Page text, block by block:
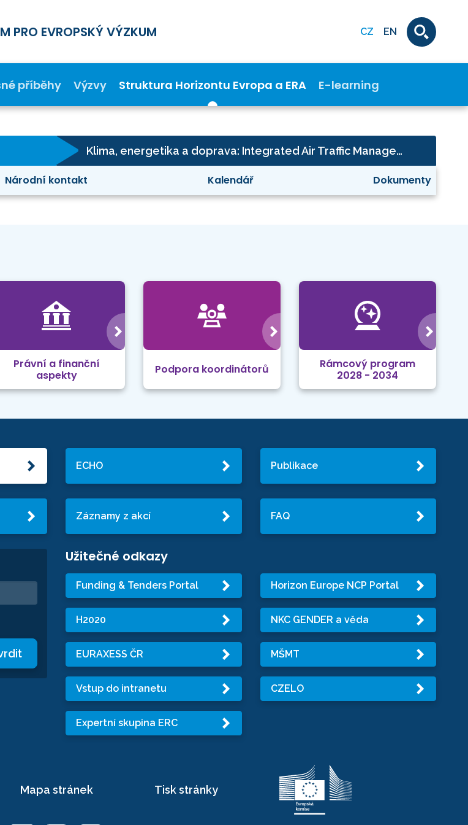
PRO EVROPSKÝ VÝZKUM CZ EN
příběhy Výzvy Struktura Horizontu Evropa a ERA E-learning
Klima, energetika a doprava: Integrated Air Traffic Management (ATM)
Národní kontakt Kalendář Dokumenty
Právní a finanční
aspekty
Podpora koordinátorů
Rámcový program
2028 - 2034
ECHO Publikace
Záznamy z akcí FAQ
Užitečné odkazy
Funding & Tenders Portal Horizon Europe NCP Portal
H2020 NKC GENDER a věda
EURAXESS ČR MŠMT
Vstup do intranetu CZELO
Expertní skupina ERC
Mapa stránek Tisk stránky